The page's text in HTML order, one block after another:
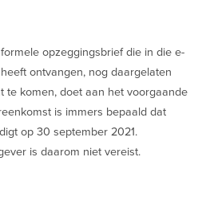
opzeggingsbrief die in die e-
ontvangen, nog daargelaten
te komen, doet aan het voorgaande
is immers bepaald dat
op 30 september 2021.
is daarom niet vereist.